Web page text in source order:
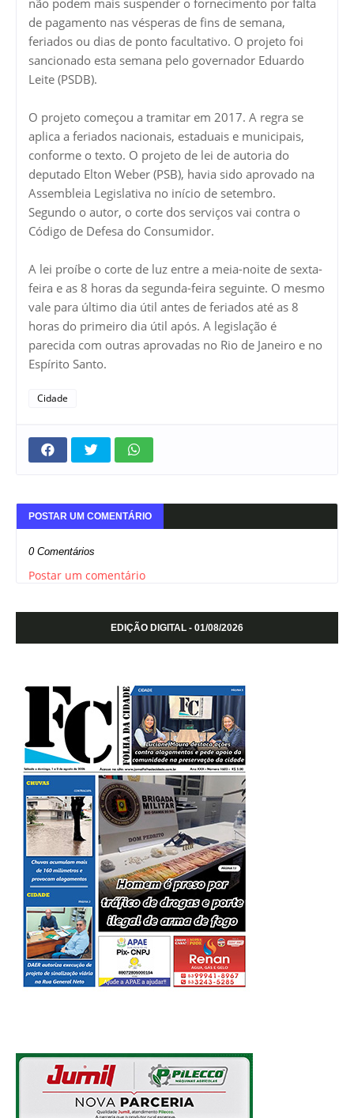
de pagamento nas vésperas de fins de semana,
feriados ou dias de ponto facultativo. O projeto foi
sancionado esta semana pelo governador Eduardo
Leite (PSDB).
O projeto começou a tramitar em 2017. A regra se
aplica a feriados nacionais, estaduais e municipais,
conforme o texto. O projeto de lei de autoria do
deputado Elton Weber (PSB), havia sido aprovado na
Assembleia Legislativa no início de setembro.
Segundo o autor, o corte dos serviços vai contra o
Código de Defesa do Consumidor.
A lei proíbe o corte de luz entre a meia-noite de sexta-
feira e as 8 horas da segunda-feira seguinte. O mesmo
vale para último dia útil antes de feriados até as 8
horas do primeiro dia útil após. A legislação é
parecida com outras aprovadas no Rio de Janeiro e no
Espírito Santo.
Cidade
POSTAR UM COMENTÁRIO
0 Comentários
Postar um comentário
EDIÇÃO DIGITAL - 01/08/2026